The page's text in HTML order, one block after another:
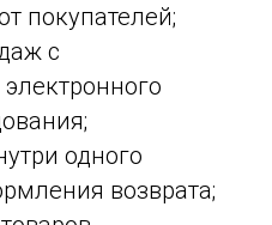
покупателей;
с
одного
возврата;